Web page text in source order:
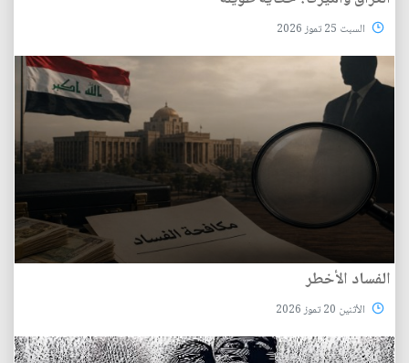
السبت 25 تموز 2026
الفساد الأخطر
الأثنين 20 تموز 2026